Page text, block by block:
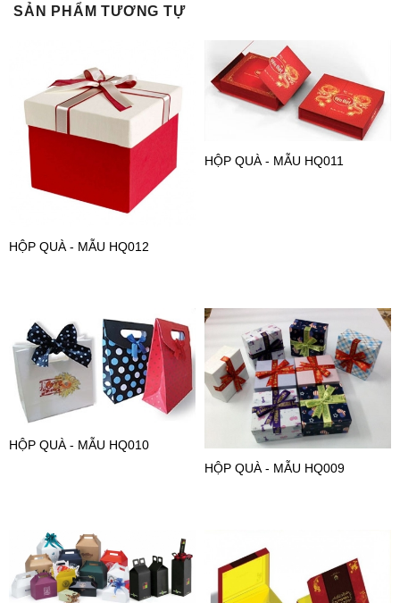
SẢN PHẨM TƯƠNG TỰ
HỘP QUÀ - MẪU HQ012
HỘP QUÀ - MẪU HQ011
HỘP QUÀ - MẪU HQ010
HỘP QUÀ - MẪU HQ009